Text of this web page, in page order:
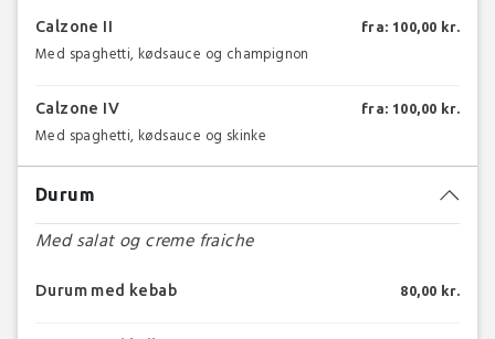
Calzone II
Med spaghetti, kødsauce og champignon
fra: 100,00 kr.
Calzone IV
Med spaghetti, kødsauce og skinke
fra: 100,00 kr.
Durum
Med salat og creme fraiche
Durum med kebab 80,00 kr.